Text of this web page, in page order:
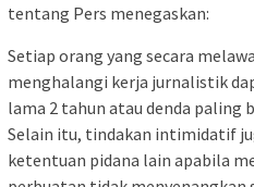
tentang Pers menegaskan:
Setiap orang yang secara
menghalangi kerja jurnalistik
lama 2 tahun atau denda paling
Selain itu, tindakan intimidatif
ketentuan pidana lain apabila